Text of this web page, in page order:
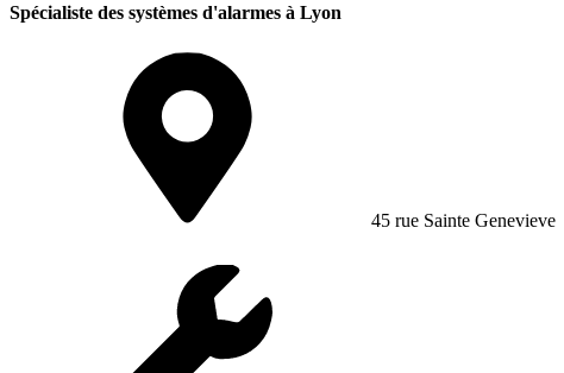
Spécialiste des systèmes d'alarmes à Lyon
45 rue Sainte Genevieve